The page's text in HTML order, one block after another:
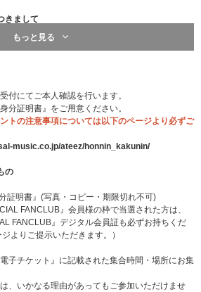
きまして
様（合計600名様）
サル観覧につきましては、ATEEZ JAPAN OFFICI
対象ページでご予約・ご入金いただいた方を対
年8月5日（水）
FANCLUB会員様（年会員も月会員も対象） の
。
サル観覧につきましては、UNIVERSAL MUSIC
ル観覧抽選対象ページでご予約・ご入金いただい
ルが異なりますのでご注意ください。
ルをご観覧いただく企画へのご招待になります。
FANMEETING ATINY’S VOYAGE : TINY MYST
FANMEETING ATINY’S VOYAGE : TINY MYS
グレードチケットのお座席とは異なる後方のお
もっと見る
付にてご本人確認を行います。
分証明書』をご用意ください。
トの注意事項については以下のページより必ずご
music.co.jp/ateez/honnin_kakunin/
の
証明書』(写真・コピー・期限切れ不可)
FANCLUB』会員様の枠で当選された方は、
FANCLUB』デジタル会員証も必ずお持ちくだ
よりご提示いただきます。）
子チケット』に記載された集合時間・場所にお集
、いかなる理由があってもご参加いただけませ